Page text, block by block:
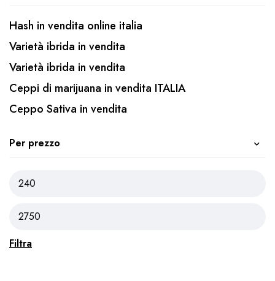
Hash in vendita online italia
Varietà ibrida in vendita
Varietà ibrida in vendita
Ceppi di marijuana in vendita ITALIA
Ceppo Sativa in vendita
Per prezzo
Filtra